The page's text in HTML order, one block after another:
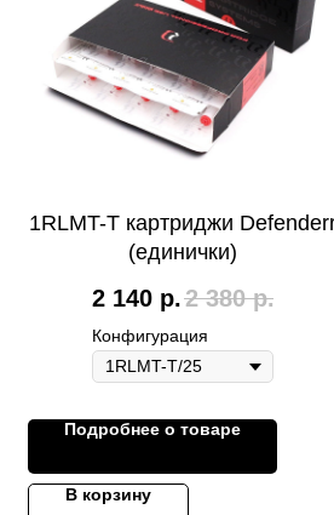
1RLMT-T картриджи
(единички)
2 140 р.2 380 р.
Конфигурация
Подробнее о товаре
В корзину